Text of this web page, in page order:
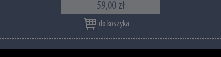
59,00 zł
do koszyka